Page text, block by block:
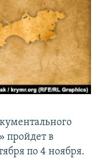
пройдет в
по 4 ноября.